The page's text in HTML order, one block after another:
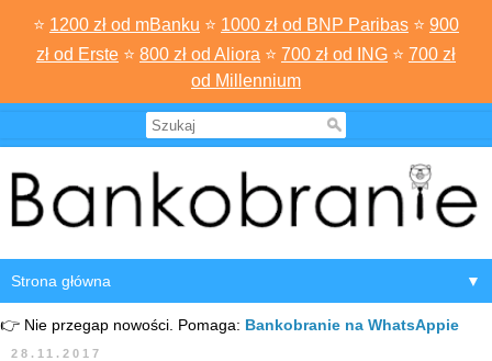
⭐ 1200 zł od mBanku ⭐ 1000 zł od BNP Paribas ⭐ 900
zł od Erste ⭐ 800 zł od Aliora ⭐ 700 zł od ING ⭐ 700 zł
od Millennium
▼
👉 Nie przegap nowości. Pomaga: Bankobranie na WhatsAppie
28.11.2017